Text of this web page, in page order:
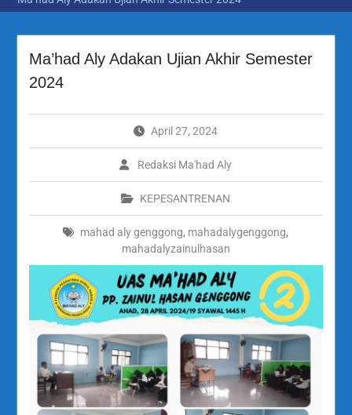
Ma’had Aly Adakan Ujian Akhir Semester
2024
April 27, 2024
Redaksi Ma'had Aly
KEPESANTRENAN
mahad aly genggong, mahadalygenggong,
mahadalyzainulhasan